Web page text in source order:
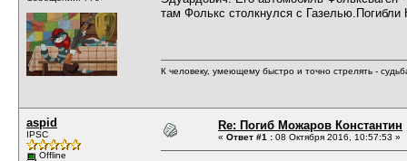
там Фолькс столкнулся с Газелью.Погибли
К человеку, умеющему быстро и точно стрелять -
aspid
IPSC
Offline
Re: Погиб Можаров Константин
« Ответ #1 : 08 Октября 2016, 10:57:53 »